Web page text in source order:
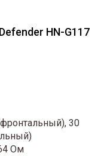
HN-G117
30
Ом